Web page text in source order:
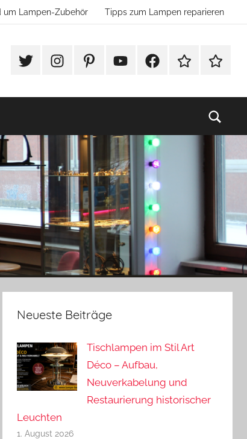
um Lampen-Zubehör Tipps zum Lampen reparieren
#TwitterInstagramPinterestYouTubeFacebook
TikTok
Neueste Beiträge
Tischlampen im Stil Art
Déco – Aufbau,
Neuverkabelung und
Restaurierung historischer
Leuchten
1. August 2026